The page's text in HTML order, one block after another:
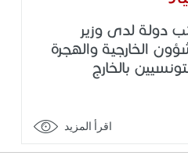
دولة لدى وزير
الخارجية والهجرة
بالخارج
اقرأ المزيد